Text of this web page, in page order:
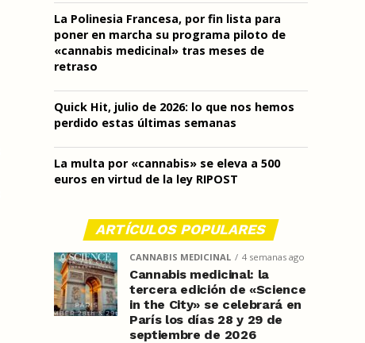
La Polinesia Francesa, por fin lista para
poner en marcha su programa piloto de
«cannabis medicinal» tras meses de
retraso
Quick Hit, julio de 2026: lo que nos hemos
perdido estas últimas semanas
La multa por «cannabis» se eleva a 500
euros en virtud de la ley RIPOST
ARTÍCULOS POPULARES
CANNABIS MEDICINAL 4 semanas ago
Cannabis medicinal: la
tercera edición de «Science
in the City» se celebrará en
París los días 28 y 29 de
septiembre de 2026